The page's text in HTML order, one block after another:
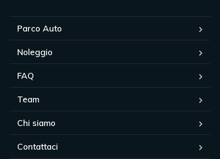
Parco Auto
Noleggio
FAQ
Team
Chi siamo
Contattaci